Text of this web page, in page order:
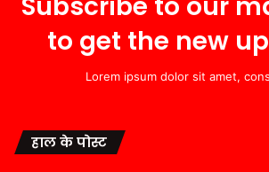
to get the new
Lorem ipsum dolor sit amet,
हाल के पोस्ट